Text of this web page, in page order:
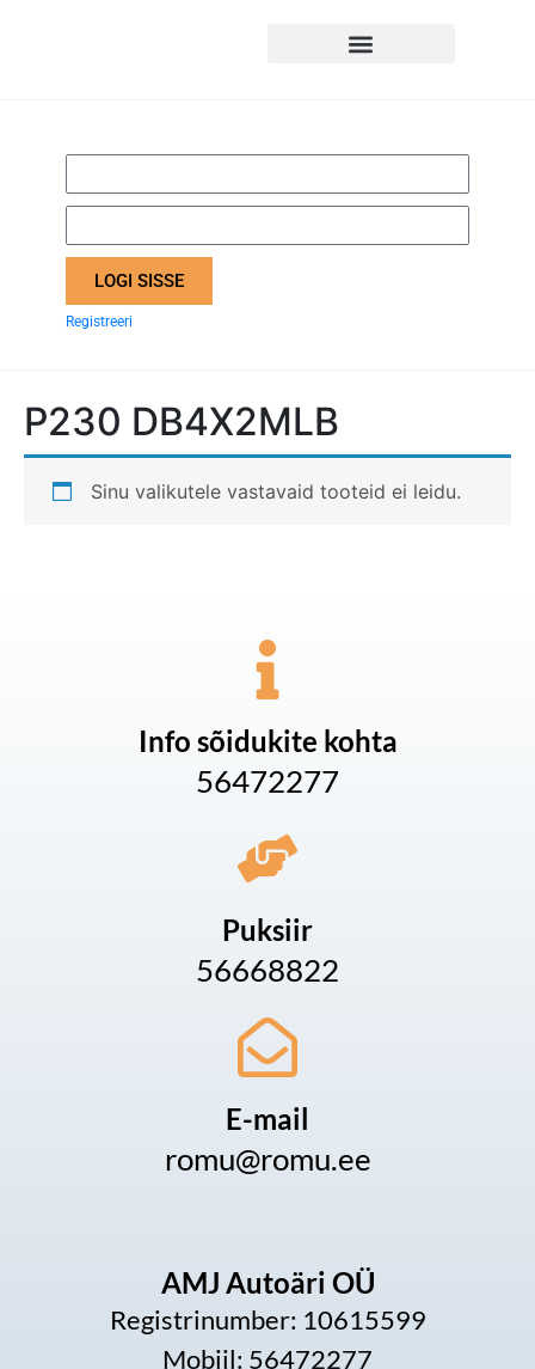
LOGI SISSE
Registreeri
P230 DB4X2MLB
Sinu valikutele vastavaid tooteid ei leidu.
Info sõidukite kohta
56472277
Puksiir
56668822
E-mail
romu@romu.ee
AMJ Autoäri OÜ
Registrinumber: 10615599
Mobiil: 56472277